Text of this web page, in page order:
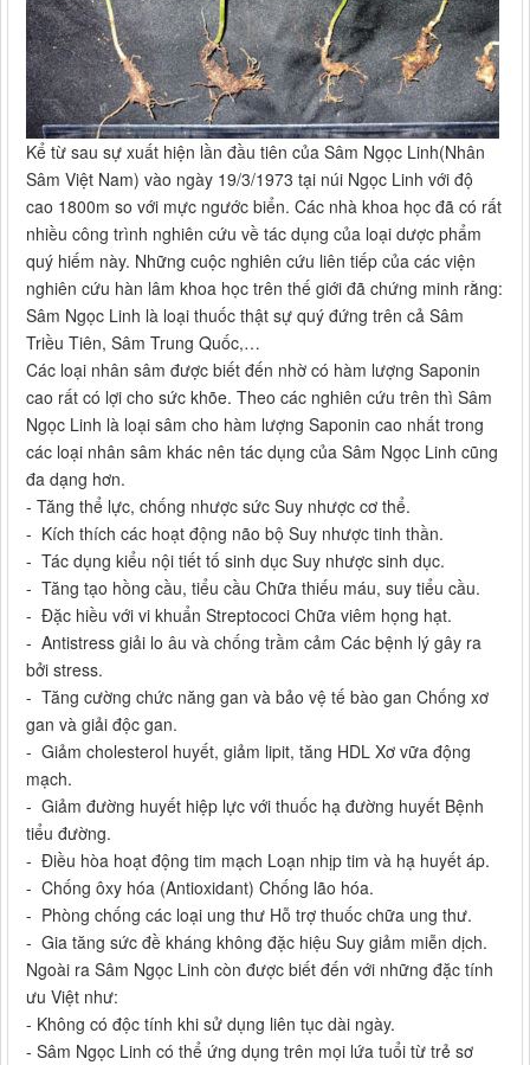
Kể từ sau sự xuất hiện lần đầu tiên của Sâm Ngọc Linh(Nhân
Sâm Việt Nam) vào ngày 19/3/1973 tại núi Ngọc Linh với độ
cao 1800m so với mực ngước biển. Các nhà khoa học đã có rất
nhiều công trình nghiên cứu về tác dụng của loại dược phẩm
quý hiếm này. Những cuộc nghiên cứu liên tiếp của các viện
nghiên cứu hàn lâm khoa học trên thế giới đã chứng minh rằng:
Sâm Ngọc Linh là loại thuốc thật sự quý đứng trên cả Sâm
Triều Tiên, Sâm Trung Quốc,…
Các loại nhân sâm được biết đến nhờ có hàm lượng Saponin
cao rất có lợi cho sức khõe. Theo các nghiên cứu trên thì Sâm
Ngọc Linh là loại sâm cho hàm lượng Saponin cao nhất trong
các loại nhân sâm khác nên tác dụng của Sâm Ngọc Linh cũng
đa dạng hơn.
- Tăng thể lực, chống nhược sức Suy nhược cơ thể.
- Kích thích các hoạt động não bộ Suy nhược tinh thần.
- Tác dụng kiểu nội tiết tố sinh dục Suy nhược sinh dục.
- Tăng tạo hồng cầu, tiểu cầu Chữa thiếu máu, suy tiểu cầu.
- Đặc hiều với vi khuẩn Streptococi Chữa viêm họng hạt.
- Antistress giải lo âu và chống trầm cảm Các bệnh lý gây ra
bởi stress.
- Tăng cường chức năng gan và bảo vệ tế bào gan Chống xơ
gan và giải độc gan.
- Giảm cholesterol huyết, giảm lipit, tăng HDL Xơ vữa động
mạch.
- Giảm đường huyết hiệp lực với thuốc hạ đường huyết Bệnh
tiểu đường.
- Điều hòa hoạt động tim mạch Loạn nhịp tim và hạ huyết áp.
- Chống ôxy hóa (Antioxidant) Chống lão hóa.
- Phòng chống các loại ung thư Hỗ trợ thuốc chữa ung thư.
- Gia tăng sức đề kháng không đặc hiệu Suy giảm miễn dịch.
Ngoài ra Sâm Ngọc Linh còn được biết đến với những đặc tính
ưu Việt như:
- Không có độc tính khi sử dụng liên tục dài ngày.
- Sâm Ngọc Linh có thể ứng dụng trên mọi lứa tuổi từ trẻ sơ